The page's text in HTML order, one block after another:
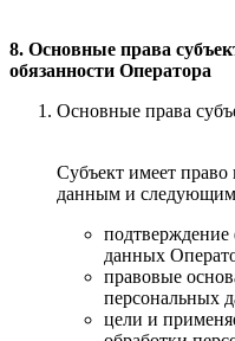
8. Основные права
обязанности Оператора
Основные права
Субъект имеет право
данным и следующим
подтверждение
данных
правовые
персональных
цели и